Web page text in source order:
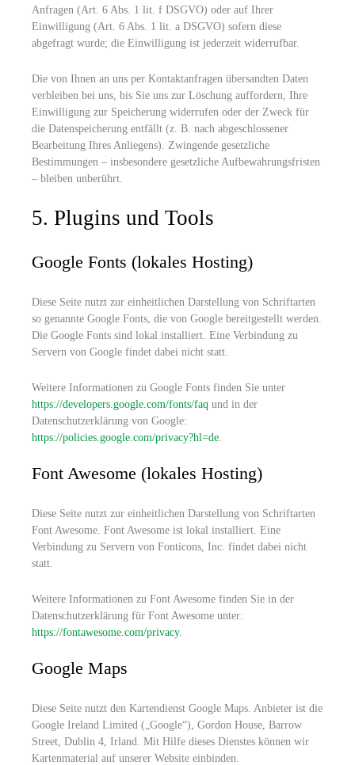
Anfragen (Art. 6 Abs. 1 lit. f DSGVO) oder auf Ihrer
Einwilligung (Art. 6 Abs. 1 lit. a DSGVO) sofern diese
abgefragt wurde; die Einwilligung ist jederzeit widerrufbar.
Die von Ihnen an uns per Kontaktanfragen übersandten Daten
verbleiben bei uns, bis Sie uns zur Löschung auffordern, Ihre
Einwilligung zur Speicherung widerrufen oder der Zweck für
die Datenspeicherung entfällt (z. B. nach abgeschlossener
Bearbeitung Ihres Anliegens). Zwingende gesetzliche
Bestimmungen – insbesondere gesetzliche Aufbewahrungsfristen
– bleiben unberührt.
5. Plugins und Tools
Google Fonts (lokales Hosting)
Diese Seite nutzt zur einheitlichen Darstellung von Schriftarten
so genannte Google Fonts, die von Google bereitgestellt werden.
Die Google Fonts sind lokal installiert. Eine Verbindung zu
Servern von Google findet dabei nicht statt.
Weitere Informationen zu Google Fonts finden Sie unter
https://developers.google.com/fonts/faq und in der
Datenschutzerklärung von Google:
https://policies.google.com/privacy?hl=de
Font Awesome (lokales Hosting)
Diese Seite nutzt zur einheitlichen Darstellung von Schriftarten
Font Awesome. Font Awesome ist lokal installiert. Eine
Verbindung zu Servern von Fonticons, Inc. findet dabei nicht
statt.
Weitere Informationen zu Font Awesome finden Sie in der
Datenschutzerklärung für Font Awesome unter:
https://fontawesome.com/privacy.
Google Maps
Diese Seite nutzt den Kartendienst Google Maps. Anbieter ist die
Google Ireland Limited („Google“), Gordon House, Barrow
Street, Dublin 4, Irland. Mit Hilfe dieses Dienstes können wir
Kartenmaterial auf unserer Website einbinden.